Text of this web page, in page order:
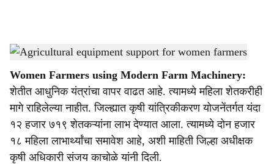
a
r
e
Agricultural equipment support for women farmers-Agrowon
Women Farmers using Modern Farm Machinery:
शेतीत आधुनिक यंत्रांचा वापर वाढत आहे. त्यामध्ये महिला शेतकरीही
मागे राहिलेल्या नाहीत. जिल्ह्यात कृषी यांत्रिकीकरण योजनेंतर्गत यंदा
१२ हजार ७१९ शेतकऱ्यांना लाभ देण्यात आला. त्यामध्ये दोन हजार
१८ महिला लाभार्थ्यांचा समावेश आहे, अशी माहिती जिल्हा अधीक्षक
कृषी अधिकारी संजय काचोळे यांनी दिली.